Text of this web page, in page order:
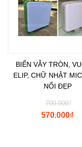
BIỂN VẪY TRÒN,
ELIP, CHỮ NHẬT
NỔI ĐẸP
₫
700.000
₫
570.000